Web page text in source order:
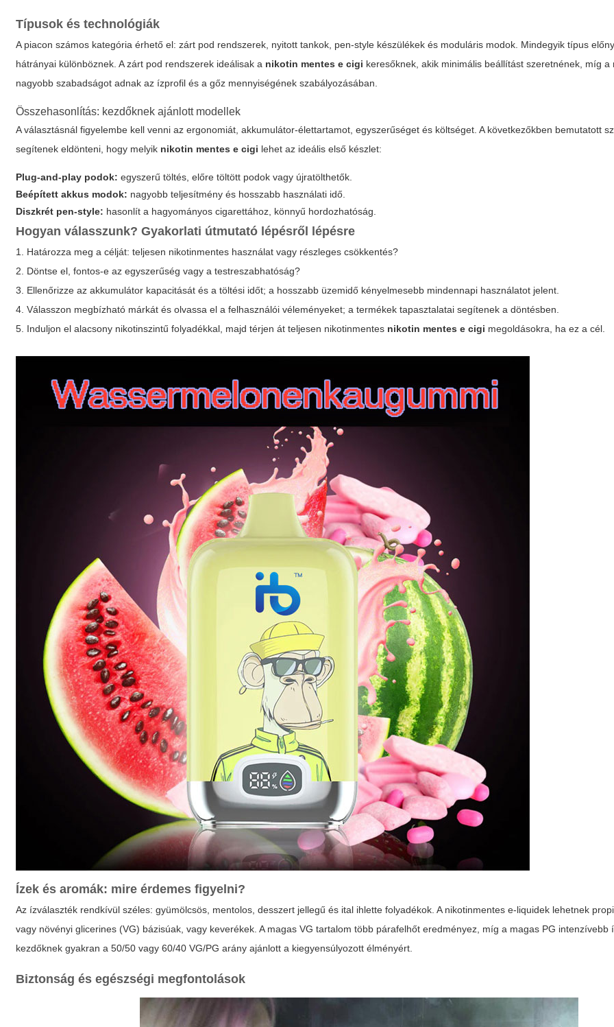
Típusok és technológiák
A piacon számos kategória érhető el: zárt pod rendszerek, nyitott tankok, pen-style készülékek és moduláris modok. Mindegyik típus
hátrányai különböznek. A zárt pod rendszerek ideálisak a nikotin mentes e cigi keresőknek, akik minimális beállítást szeretnének, míg a
nagyobb szabadságot adnak az ízprofil és a gőz mennyiségének szabályozásában.
Összehasonlítás: kezdőknek ajánlott modellek
A választásnál figyelembe kell venni az ergonomiát, akkumulátor-élettartamot, egyszerűséget és költséget. A következőkben bemutatott
segítenek eldönteni, hogy melyik nikotin mentes e cigi lehet az ideális első készlet:
Plug-and-play podok: egyszerű töltés, előre töltött podok vagy újratölthetők.
Beépített akkus modok: nagyobb teljesítmény és hosszabb használati idő.
Diszkrét pen-style: hasonlít a hagyományos cigarettához, könnyű hordozhatóság.
Hogyan válasszunk? Gyakorlati útmutató lépésről lépésre
1. Határozza meg a célját: teljesen nikotinmentes használat vagy részleges csökkentés?
2. Döntse el, fontos-e az egyszerűség vagy a testreszabhatóság?
3. Ellenőrizze az akkumulátor kapacitását és a töltési időt; a hosszabb üzemidő kényelmesebb mindennapi használatot jelent.
4. Válasszon megbízható márkát és olvassa el a felhasználói véleményeket; a termékek tapasztalatai segítenek a döntésben.
5. Induljon el alacsony nikotinszintű folyadékkal, majd térjen át teljesen nikotinmentes nikotin mentes e cigi megoldásokra, ha ez a cél.
Ízek és aromák: mire érdemes figyelni?
Az ízválaszték rendkívül széles: gyümölcsös, mentolos, desszert jellegű és ital ihlette folyadékok. A nikotinmentes e-liquidek lehetnek
vagy növényi glicerines (VG) bázisúak, vagy keverékek. A magas VG tartalom több párafelhőt eredményez, míg a magas PG intenzívebb
kezdőknek gyakran a 50/50 vagy 60/40 VG/PG arány ajánlott a kiegyensúlyozott élményért.
Biztonság és egészségi megfontolások